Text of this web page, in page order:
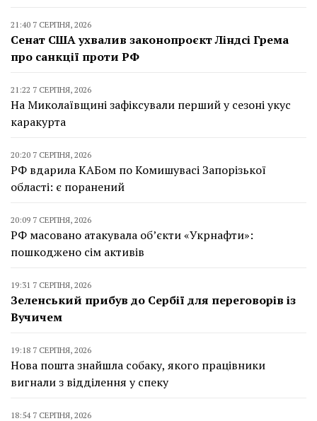
21:40 7 СЕРПНЯ, 2026
Сенат США ухвалив законопроєкт Ліндсі Грема
про санкції проти РФ
21:22 7 СЕРПНЯ, 2026
На Миколаївщині зафіксували перший у сезоні укус
каракурта
20:20 7 СЕРПНЯ, 2026
РФ вдарила КАБом по Комишувасі Запорізької
області: є поранений
20:09 7 СЕРПНЯ, 2026
РФ масовано атакувала об’єкти «Укрнафти»:
пошкоджено сім активів
19:31 7 СЕРПНЯ, 2026
Зеленський прибув до Сербії для переговорів із
Вучичем
19:18 7 СЕРПНЯ, 2026
Нова пошта знайшла собаку, якого працівники
вигнали з відділення у спеку
18:54 7 СЕРПНЯ, 2026